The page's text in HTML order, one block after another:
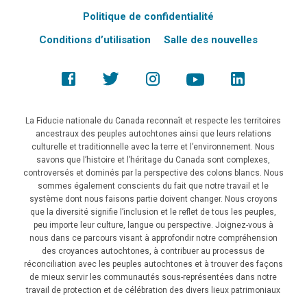
Politique de confidentialité
Conditions d’utilisation
Salle des nouvelles
La Fiducie nationale du Canada reconnaît et respecte les territoires
ancestraux des peuples autochtones ainsi que leurs relations
culturelle et traditionnelle avec la terre et l’environnement. Nous
savons que l’histoire et l’héritage du Canada sont complexes,
controversés et dominés par la perspective des colons blancs. Nous
sommes également conscients du fait que notre travail et le
système dont nous faisons partie doivent changer. Nous croyons
que la diversité signifie l’inclusion et le reflet de tous les peuples,
peu importe leur culture, langue ou perspective. Joignez-vous à
nous dans ce parcours visant à approfondir notre compréhension
des croyances autochtones, à contribuer au processus de
réconciliation avec les peuples autochtones et à trouver des façons
de mieux servir les communautés sous-représentées dans notre
travail de protection et de célébration des divers lieux patrimoniaux